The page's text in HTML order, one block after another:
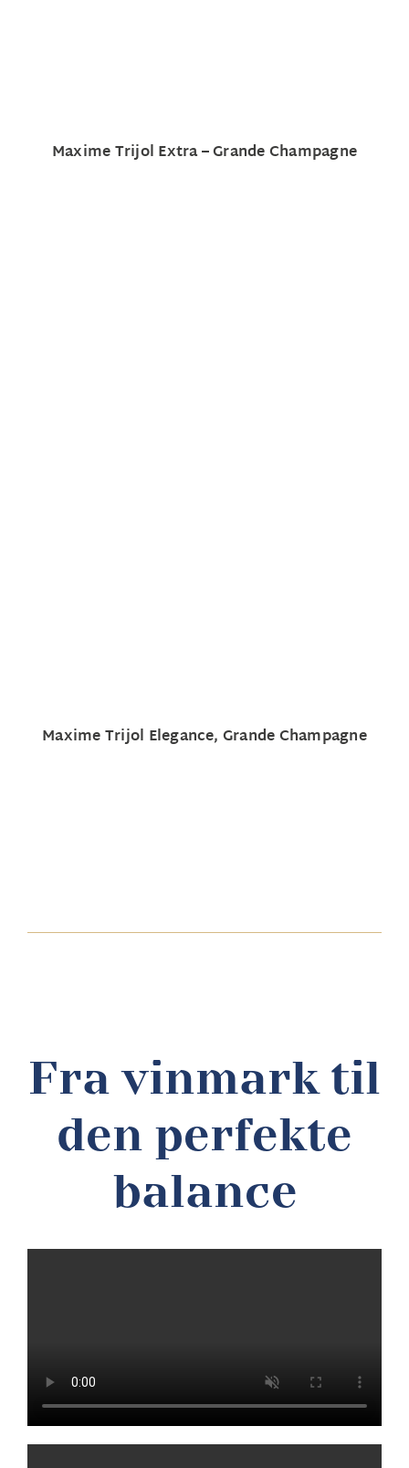
Maxime Trijol Extra – Grande Champagne
Maxime Trijol Elegance, Grande Champagne
Fra vinmark til
den perfekte
balance